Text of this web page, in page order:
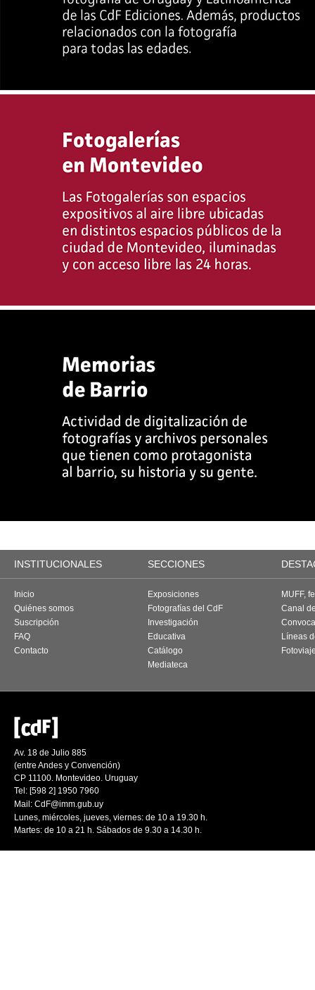
INSTITUCIONALES SECCIONES
Inicio
Quiénes somos
Suscripción
FAQ
Contacto
Exposiciones
Fotografías del CdF
Investigación
Educativa
Catálogo
Mediateca
MUFF,
Canal
Líneas
Av. 18 de Julio 885
(entre Andes y Convención)
CP 11100. Montevideo. Uruguay
Tel: [598 2] 1950 7960
Mail: CdF@imm.gub.uy
Lunes, miércoles, jueves, viernes: de 10 a 19.30 h.
Martes: de 10 a 21 h. Sábados de 9.30 a 14.30 h.